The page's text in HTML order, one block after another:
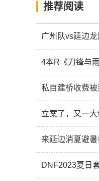
推荐阅读
广州队vs延边
4本R《刀锋与
私自建桥收费
立案了，又一大
来延边消夏避暑
DNF2023夏日